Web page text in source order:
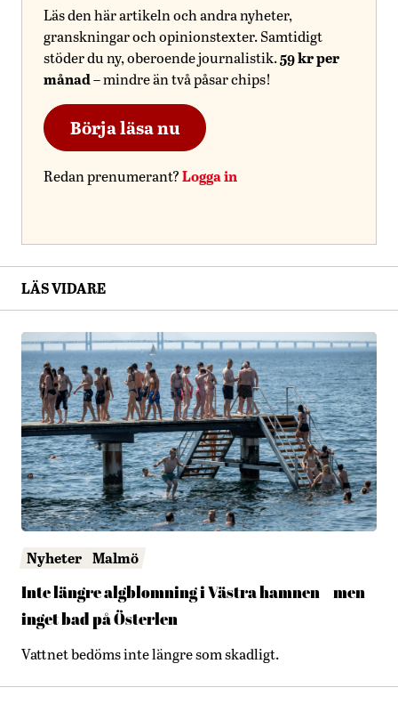
Läs den här artikeln och andra nyheter,
granskningar och opinionstexter. Samtidigt
stöder du ny, oberoende journalistik.59 kr per
månad– mindre än två påsar chips!
Börja läsa nu
Redan prenumerant?Logga in
LÄS VIDARE
Nyheter Malmö
Inte längre algblomning i Västra hamnen – men
inget bad på Österlen
Vattnet bedöms inte längre som skadligt.